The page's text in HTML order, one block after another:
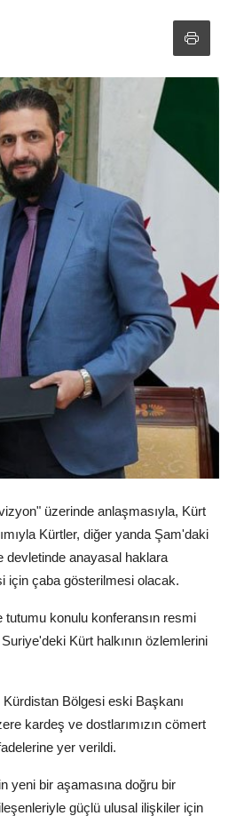
üzerinde anlaşmasıyla, Kürt
Kürtler, diğer yanda Şam'daki
devletinde anayasal haklara
için çaba gösterilmesi olacak.
tutumu konulu konferansın resmi
Kürt halkının özlemlerini
Kürdistan Bölgesi eski Başkanı
kardeş ve dostlarımızın cömert
yer verildi.
yeni bir aşamasına doğru bir
güçlü ulusal ilişkiler için